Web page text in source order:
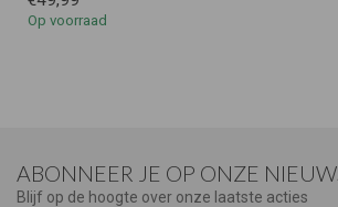
Op voorraad
ABONNEER JE OP ONZE
Blijf op de hoogte over onze laatste acties